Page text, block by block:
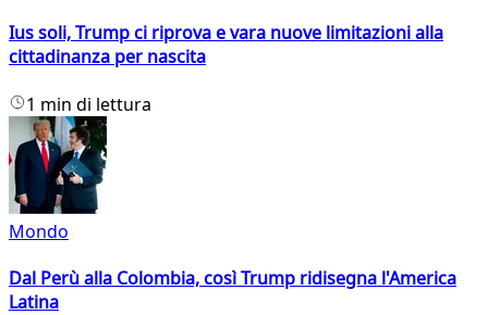
Ius soli, Trump ci riprova e vara nuove limitazioni alla
cittadinanza per nascita
1 min di lettura
Mondo
Dal Perù alla Colombia, così Trump ridisegna l'America
Latina